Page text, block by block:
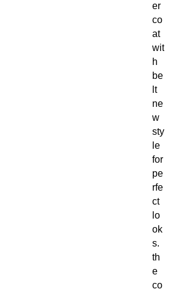
er
co
at
wit
h
be
lt
ne
w
sty
le
for
pe
rfe
ct
lo
ok
s.
th
e
co